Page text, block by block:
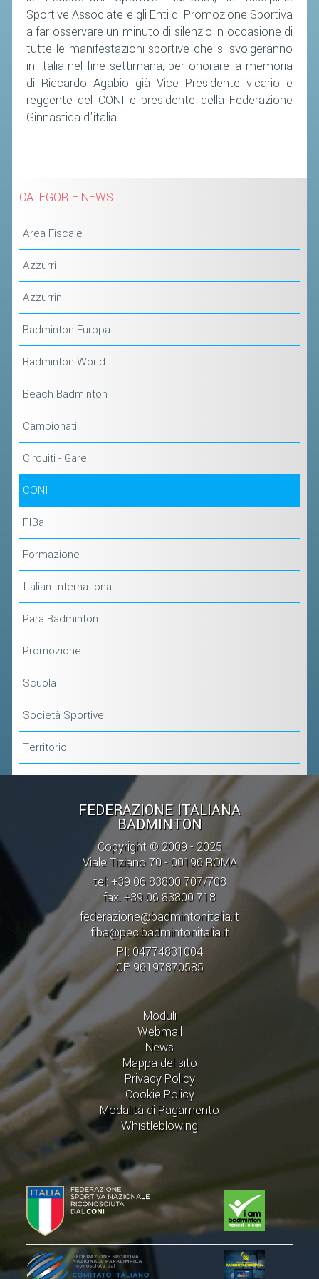
Sportive Associate e gli Enti di Promozione Sportiva
a far osservare un minuto di silenzio in occasione di
tutte le manifestazioni sportive che si svolgeranno
in Italia nel fine settimana, per onorare la memoria
di Riccardo Agabio già Vice Presidente vicario e
reggente del CONI e presidente della Federazione
Ginnastica d'italia.
CATEGORIE NEWS
Area Fiscale
Azzurri
Azzurrini
Badminton Europa
Badminton World
Beach Badminton
Campionati
Circuiti - Gare
CONI
FIBa
Formazione
Italian International
Para Badminton
Promozione
Scuola
Società Sportive
Territorio
FEDERAZIONE ITALIANA
BADMINTON
Copyright © 2009 - 2025
Viale Tiziano 70 - 00196 ROMA
tel: +39 06 83800 707/708
fax: +39 06 83800 718
federazione@badmintonitalia.it
fiba@pec.badmintonitalia.it
PI: 04774831004
CF: 96197870585
Moduli
Webmail
News
Mappa del sito
Privacy Policy
Cookie Policy
Modalità di Pagamento
Whistleblowing
STAFF TECNICO
CTF – PALABADMINTON
ATLETI D'INTERESSE NAZIONALE
SCHEDE ATLETI
COMMISSIONE ATLETI
QUOTE E TASSE
LINE
CAMPIONATI A SQUADRE
MODULI
EVENTI SOSTENIBILI
PARA BADMINTON
L'ATTIVITÀ
TESSERAMENTO
REGOLAMENTI
GARE
STAFF TECNICO
CLASSIFICHE 2016-2023
ATLETI D'INTERESSE NAZIONALE
SCHEDE ATLETI
PROMOZIONE
NUOVI GIOCHI DELLA GIOVENTÙ
PROGETTO SHUTTLE TIME
TROFEO CONI
ENTI DI PROMOZIONE SPORTIVA
PROGETTI CONI
PROGETTI SPORT E SALUTE
FORMAZIONE